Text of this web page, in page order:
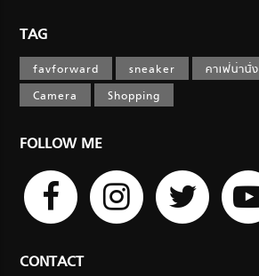
TAG
favforward sneaker คาเฟ่น่านั่ง
Camera
Shopping
FOLLOW ME
CONTACT